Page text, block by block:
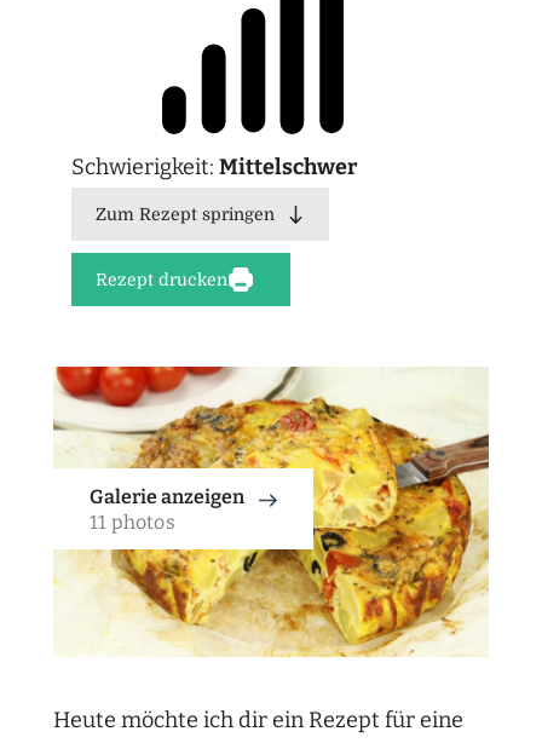
Schwierigkeit: Mittelschwer
Zum Rezept springen
Rezept drucken
Galerie anzeigen
11 photos
Heute möchte ich dir ein Rezept für eine